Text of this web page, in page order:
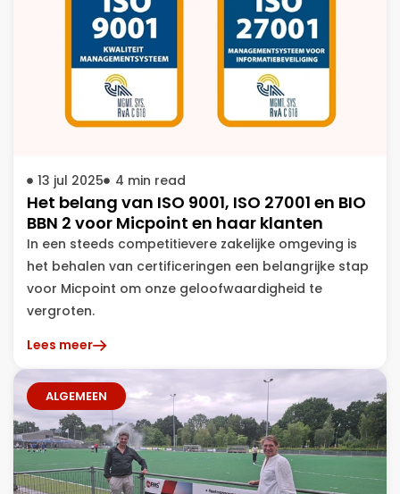
13 jul 2025 4 min read
Het belang van ISO 9001, ISO 27001 en BIO
BBN 2 voor Micpoint en haar klanten
In een steeds competitievere zakelijke omgeving is
het behalen van certificeringen een belangrijke stap
voor Micpoint om onze geloofwaardigheid te
vergroten.
Lees meer
ALGEMEEN